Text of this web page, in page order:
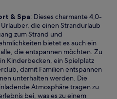
& SpaW
i
r
d
i
n
e
i
n
e
: Dieses charmante 4,0-
die einen Strandurlaub
zum Strand und
bietet es auch ein
die entspannen möchten. Zu
Kinderbecken, ein Spielplatz
damit Familien entspannen
unterhalten werden. Die
Atmosphäre tragen zu
bei, was es zu einem